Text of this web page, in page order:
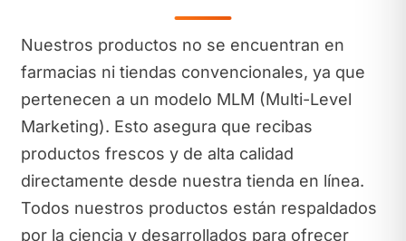
Nuestros productos no se encuentran en
farmacias ni tiendas convencionales, ya que
pertenecen a un modelo MLM (Multi-Level
Marketing). Esto asegura que recibas
productos frescos y de alta calidad
directamente desde nuestra tienda en línea.
Todos nuestros productos están respaldados
por la ciencia y desarrollados para ofrecer